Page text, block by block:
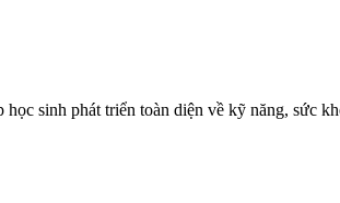
sinh phát triển toàn diện về kỹ năng, sức